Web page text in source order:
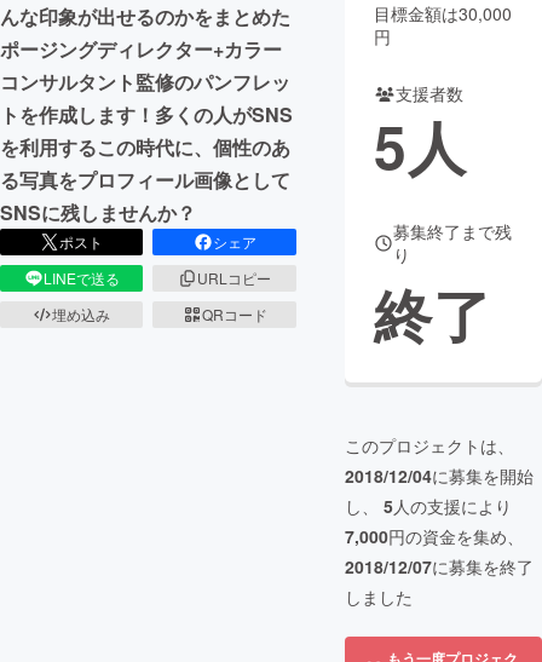
まちづくり・地域活性化
CAMPFIRE for Social Good
CAMPFIRE Creation
CAMPFIREふるさと納税machi-ya コミュニティ
んな印象が出せるのかをまとめた
ポージングディレクター+カラー
コンサルタント監修のパンフレッ
トを作成します！多くの人がSNS
を利用するこの時代に、個性のあ
る写真をプロフィール画像として
SNSに残しませんか？
ポスト
シェア
LINEで送る
URLコピー
埋め込み
QRコード
目標金額は30,000
円
支援者数
5人
募集終了まで残
り
終了
このプロジェクトは、
2018/12/04に募集を開始
し、 5人の支援により
7,000円の資金を集め、
2018/12/07に募集を終了
しました